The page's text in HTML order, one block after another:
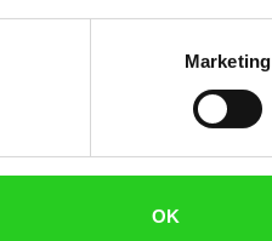
Marketing
OK